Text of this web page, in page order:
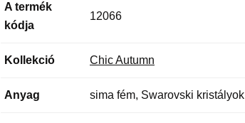
A termék
kódja
12066
Kollekció Chic Autumn
Anyag sima fém, Swarovski kristályok